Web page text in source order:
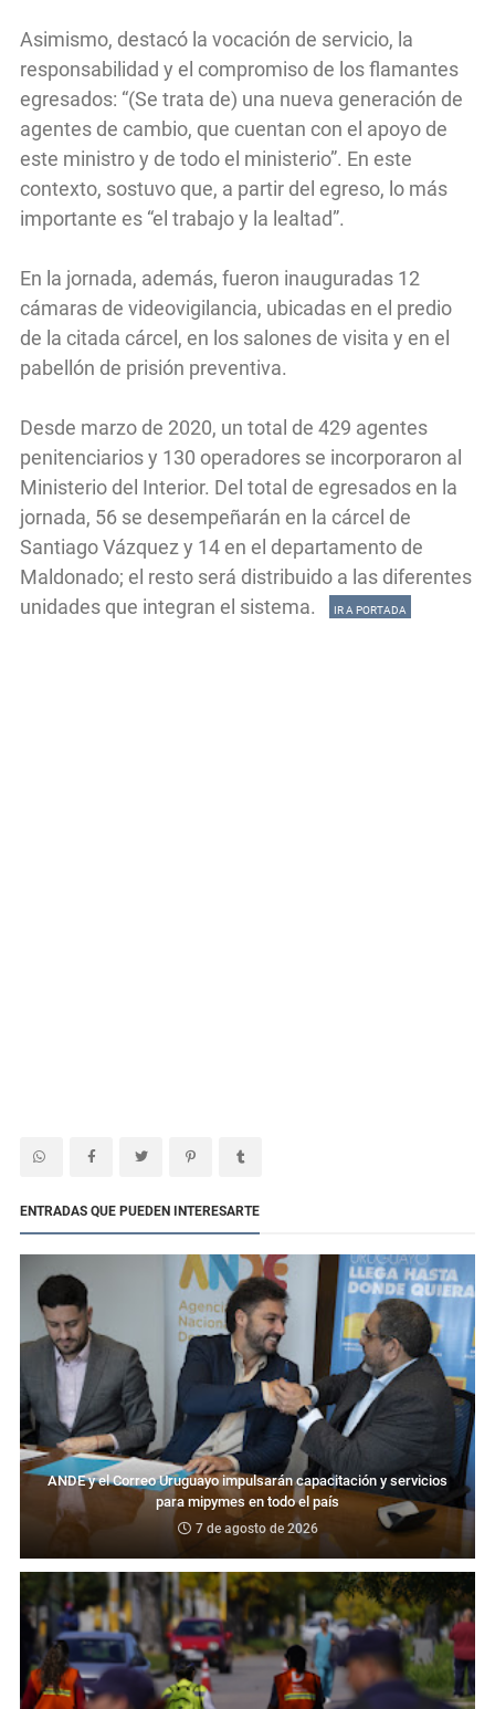
Asimismo, destacó la vocación de servicio, la
responsabilidad y el compromiso de los flamantes
egresados: “(Se trata de) una nueva generación de
agentes de cambio, que cuentan con el apoyo de
este ministro y de todo el ministerio”. En este
contexto, sostuvo que, a partir del egreso, lo más
importante es “el trabajo y la lealtad”.
En la jornada, además, fueron inauguradas 12
cámaras de videovigilancia, ubicadas en el predio
de la citada cárcel, en los salones de visita y en el
pabellón de prisión preventiva.
Desde marzo de 2020, un total de 429 agentes
penitenciarios y 130 operadores se incorporaron al
Ministerio del Interior. Del total de egresados en la
jornada, 56 se desempeñarán en la cárcel de
Santiago Vázquez y 14 en el departamento de
Maldonado; el resto será distribuido a las diferentes
unidades que integran el sistema.
IR A PORTADA
ENTRADAS QUE PUEDEN INTERESARTE
ANDE y el Correo Uruguayo impulsarán capacitación y servicios
para mipymes en todo el país
7 de agosto de 2026